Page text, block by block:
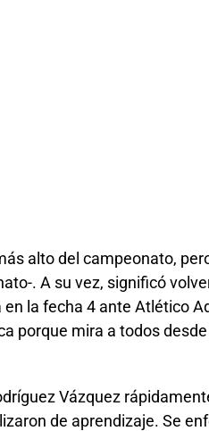
alto del campeonato,
. A su vez, significó
la fecha 4 ante Atlético
porque mira a todos
Vázquez
de aprendizaje. Se